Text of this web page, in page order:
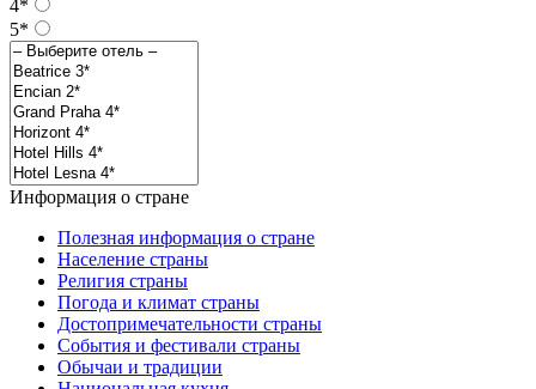
4*
5*
Информация о стране
Полезная информация о стране
Население страны
Религия страны
Погода и климат страны
Достопримечательности страны
События и фестивали страны
Обычаи и традиции